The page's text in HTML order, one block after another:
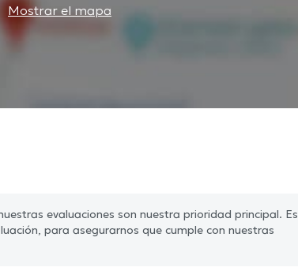
Mostrar el mapa
evaluaciones son nuestra prioridad principal. Es
para asegurarnos que cumple con nuestras